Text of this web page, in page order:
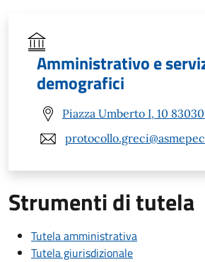
Amministrativo e
demografici
Piazza Umberto I, 10
Strumenti di tutela
Tutela amministrativa
Tutela giurisdizionale